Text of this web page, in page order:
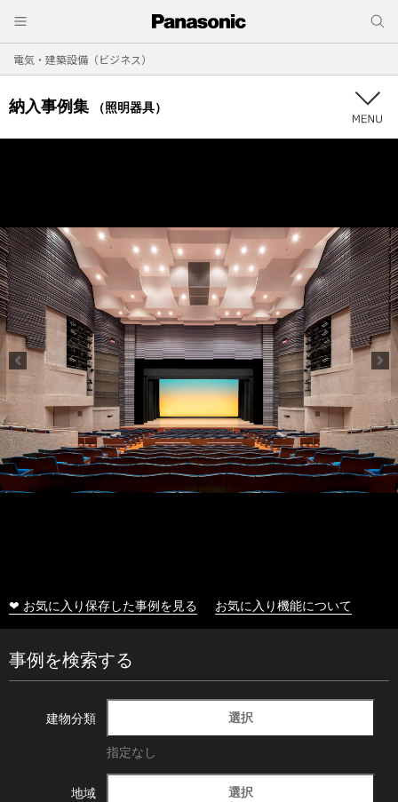
電気・建築設備（ビジネス）
納入事例集 （照明器具）
❤ お気に入り保存した事例を見る お気に入り機能について
事例を検索する
建物分類 選択
指定なし
地域 選択